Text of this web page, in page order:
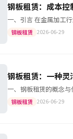
钢板租赁：成本
一、引言 在金属加工
钢板租赁 2026-06-29
钢板租赁：一种
一、钢板租赁的概念
钢板租赁 2026-06-29